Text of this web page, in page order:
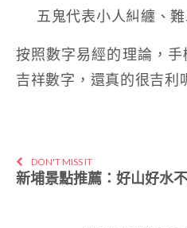
五鬼代表小人糾纏、
按照數字易經的理論，
吉祥數字，還真的很吉利
DON'T MISS IT
新埔景點推薦：好山好水